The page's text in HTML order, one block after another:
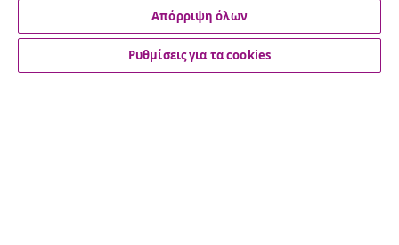
Εξυπηρέτηση πελατών
Απόρριψη όλων
Ρυθμίσεις για τα cookies